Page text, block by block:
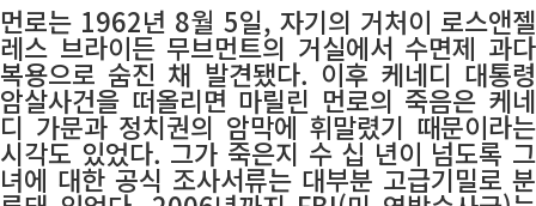
먼로는 1962년 8월 5일, 자기의 거처이 로스앤젤
레스 브라이든 무브먼트의 거실에서 수면제 과다
복용으로 숨진 채 발견됐다. 이후 케네디 대통령
암살사건을 떠올리면 마릴린 먼로의 죽음은 케네
디 가문과 정치권의 암막에 휘말렸기 때문이라는
시각도 있었다. 그가 죽은지 수 십 년이 넘도록 그
녀에 대한 공식 조사서류는 대부분 고급기밀로 분